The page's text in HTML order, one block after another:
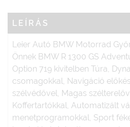
LEÍRÁS
Leier Autó BMW Motorrad
Önnek BMW R 1300 GS
Option 719 kivitelben Túra,
csomagokkal, Navigáció
szélvédővel, Magas
Koffertartókkal, Automatizált
menetprogramokkal, Sport